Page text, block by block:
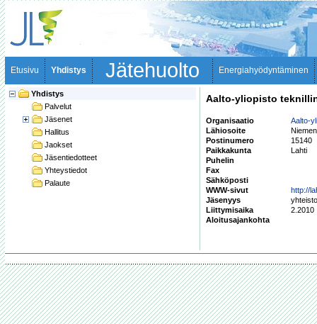
Etusivu Yhdistys Jätehuolto Energiahyödyntäminen
Yhdistys
Palvelut
Jäsenet
Hallitus
Jaokset
Jäsentiedotteet
Yhteystiedot
Palaute
Aalto-yliopisto
Organisaatio
Aalto-
Lähiosoite
Postinumero
15140
Paikkakunta
Lahti
Puhelin
Fax
Sähköposti
WWW-sivut
http://
Jäsenyys
Liittymisaika
2.2010
Aloitusajankohta